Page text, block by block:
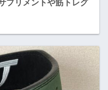
プリメントや筋トレグ